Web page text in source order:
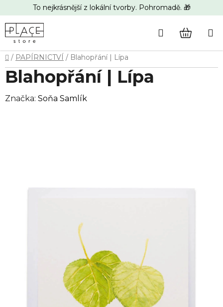
na
obsah
To nejkrásnější z lokální tvorby. Pohromadě. 🎁
Hledat
Domů
/ PAPÍRNICTVÍ / Blahopřání | Lípa
Blahopřání | Lípa
Značka: Soňa Samlík